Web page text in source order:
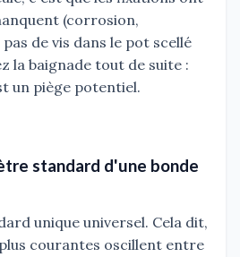
(corrosion,
de vis dans le pot scellé
la baignade tout de suite :
un piège potentiel.
standard d'une bonde
unique universel. Cela dit,
courantes oscillent entre